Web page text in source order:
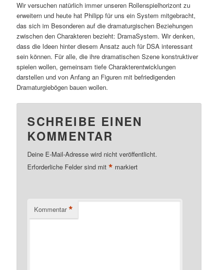
Wir versuchen natürlich immer unseren Rollenspielhorizont zu
erweitern und heute hat Philipp für uns ein System mitgebracht,
das sich im Besonderen auf die dramaturgischen Beziehungen
zwischen den Charakteren bezieht: DramaSystem. Wir denken,
dass die Ideen hinter diesem Ansatz auch für DSA interessant
sein können. Für alle, die ihre dramatischen Szene konstruktiver
spielen wollen, gemeinsam tiefe Charakterentwicklungen
darstellen und von Anfang an Figuren mit befriedigenden
Dramaturgiebögen bauen wollen.
SCHREIBE EINEN
KOMMENTAR
Deine E-Mail-Adresse wird nicht veröffentlicht.
Erforderliche Felder sind mit* markiert
Kommentar *